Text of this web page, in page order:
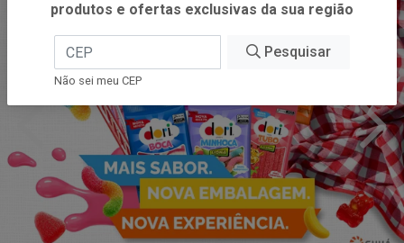
produtos e ofertas exclusivas da sua região
Pesquisar
Não sei meu CEP